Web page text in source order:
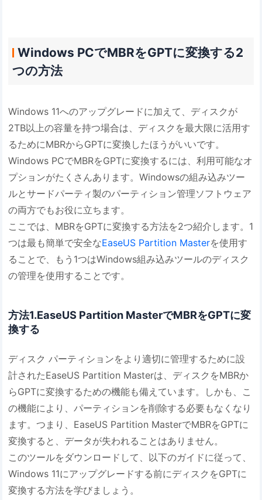
Windows PCでMBRをGPTに変換する2
つの方法
Windows 11へのアップグレードに加えて、ディスクが
2TB以上の容量を持つ場合は、ディスクを最大限に活用す
るためにMBRからGPTに変換したほうがいいです。
Windows PCでMBRをGPTに変換するには、利用可能なオ
プションがたくさんあります。Windowsの組み込みツー
ルとサードパーティ製のパーティション管理ソフトウェア
の両方でもお役に立ちます。
ここでは、MBRをGPTに変換する方法を2つ紹介します。1
つは最も簡単で安全なEaseUS Partition Masterを使用す
ることで、もう1つはWindows組み込みツールのディスク
の管理を使用することです。
方法1.EaseUS Partition MasterでMBRをGPTに変
換する
ディスク パーティションをより適切に管理するために設
計されたEaseUS Partition Masterは、ディスクをMBRか
らGPTに変換するための機能も備えています。しかも、こ
の機能により、パーティションを削除する必要もなくなり
ます。つまり、EaseUS Partition MasterでMBRをGPTに
変換すると、データが失われることはありません。
このツールをダウンロードして、以下のガイドに従って、
Windows 11にアップグレードする前にディスクをGPTに
変換する方法を学びましょう。